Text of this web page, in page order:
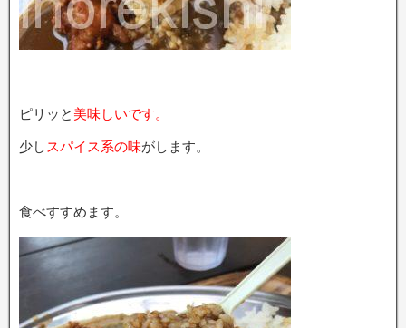
ピリッと 美味しいです。
少し スパイス系の味がします。
食べすすめます。